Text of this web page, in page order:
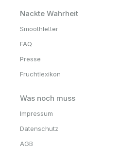
Nackte Wahrheit
Smoothletter
FAQ
Presse
Fruchtlexikon
Was noch muss
Impressum
Datenschutz
AGB